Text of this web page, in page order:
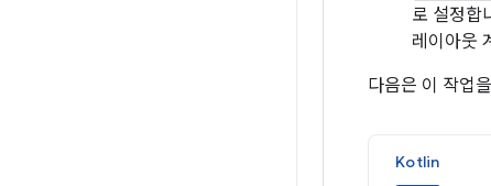
로 설정합
레이아웃
다음은 이 작업
Kotlin